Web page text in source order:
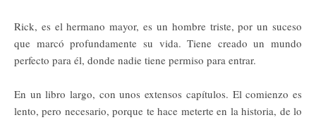
Rick, es el hermano mayor, es un hombre triste, por un suceso
que marcó profundamente su vida. Tiene creado un mundo
perfecto para él, donde nadie tiene permiso para entrar.
En un libro largo, con unos extensos capítulos. El comienzo es
lento, pero necesario, porque te hace meterte en la historia, de lo